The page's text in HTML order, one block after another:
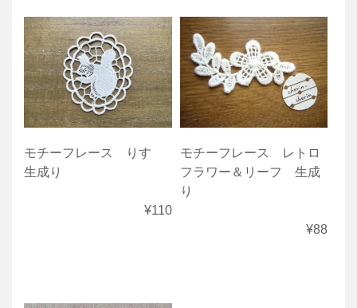
モチーフレース りす
生成り
¥110
モチーフレース レトロ
フラワー＆リーフ 生成
り
¥88